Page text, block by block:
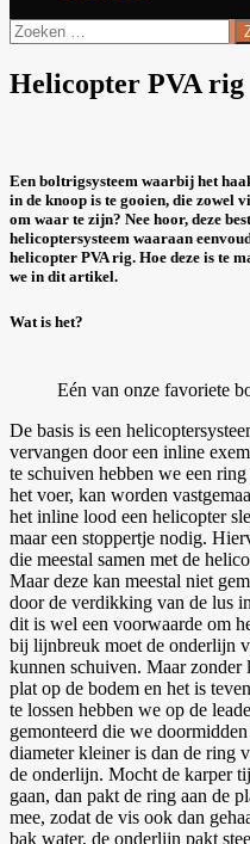
Zoeken
naar:
Helicopter PVA rig
Een boltrigsysteem waarbij het
in de knoop is te gooien, die
om waar te zijn? Nee hoor, deze
helicoptersysteem waaraan
helicopter PVA rig. Hoe deze is te
we in dit artikel.
Wat is het?
Eén van onze favoriete
De basis is een
vervangen door een inline
te schuiven hebben we een ring
het voer, kan worden
het inline lood een helicopter
maar een stoppertje nodig.
die meestal samen met de
Maar deze kan meestal niet
door de verdikking van de lus
dit is wel een voorwaarde om
bij lijnbreuk moet de onderlijn
kunnen schuiven. Maar zonder
plat op de bodem en het is
te lossen hebben we op de
gemonteerd die we
diameter kleiner is dan de ring
de onderlijn. Mocht de karper
gaan, dan pakt de ring aan de
mee, zodat de vis ook dan
bak water, de onderlijn pakt